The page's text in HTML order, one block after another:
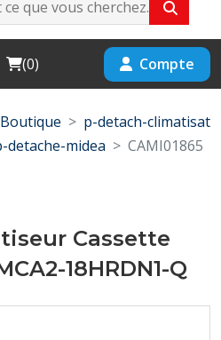
Cart
(0) Compte
Boutique
p-detach-climatisat
detache-midea
CAMI01865
Cassette
18HRDN1-Q